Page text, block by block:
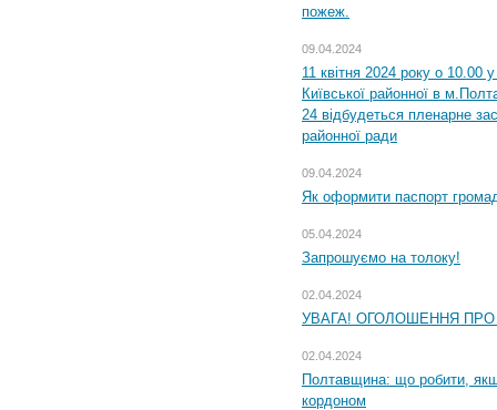
пожеж.
09.04.2024
11 квітня 2024 року о 10.00
Київської районної в
24 відбудеться пленарне
районної ради
09.04.2024
Як оформити паспорт
05.04.2024
Запрошуємо на толоку!
02.04.2024
УВАГА! ОГОЛОШЕННЯ
02.04.2024
Полтавщина: що робити,
кордоном